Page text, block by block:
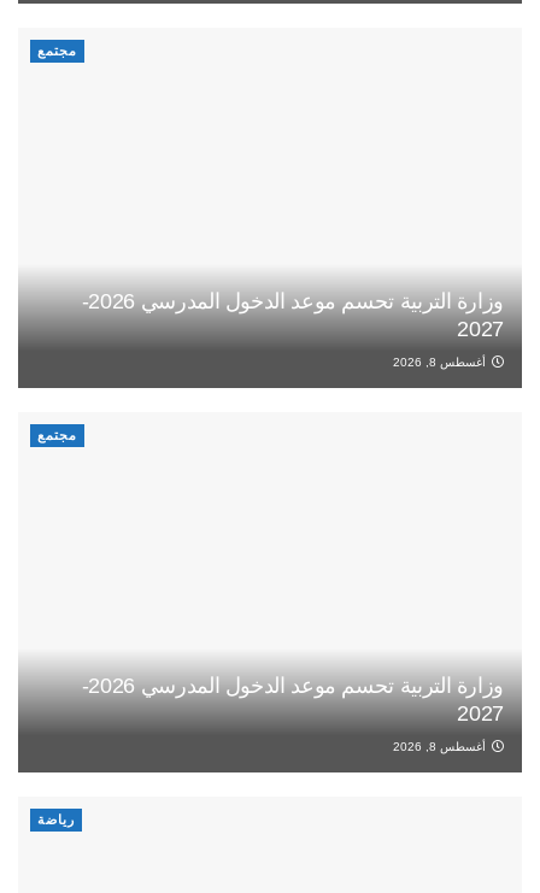
مجتمع
وزارة التربية تحسم موعد الدخول المدرسي 2026-
2027
أغسطس 8, 2026
مجتمع
وزارة التربية تحسم موعد الدخول المدرسي 2026-
2027
أغسطس 8, 2026
رياضة